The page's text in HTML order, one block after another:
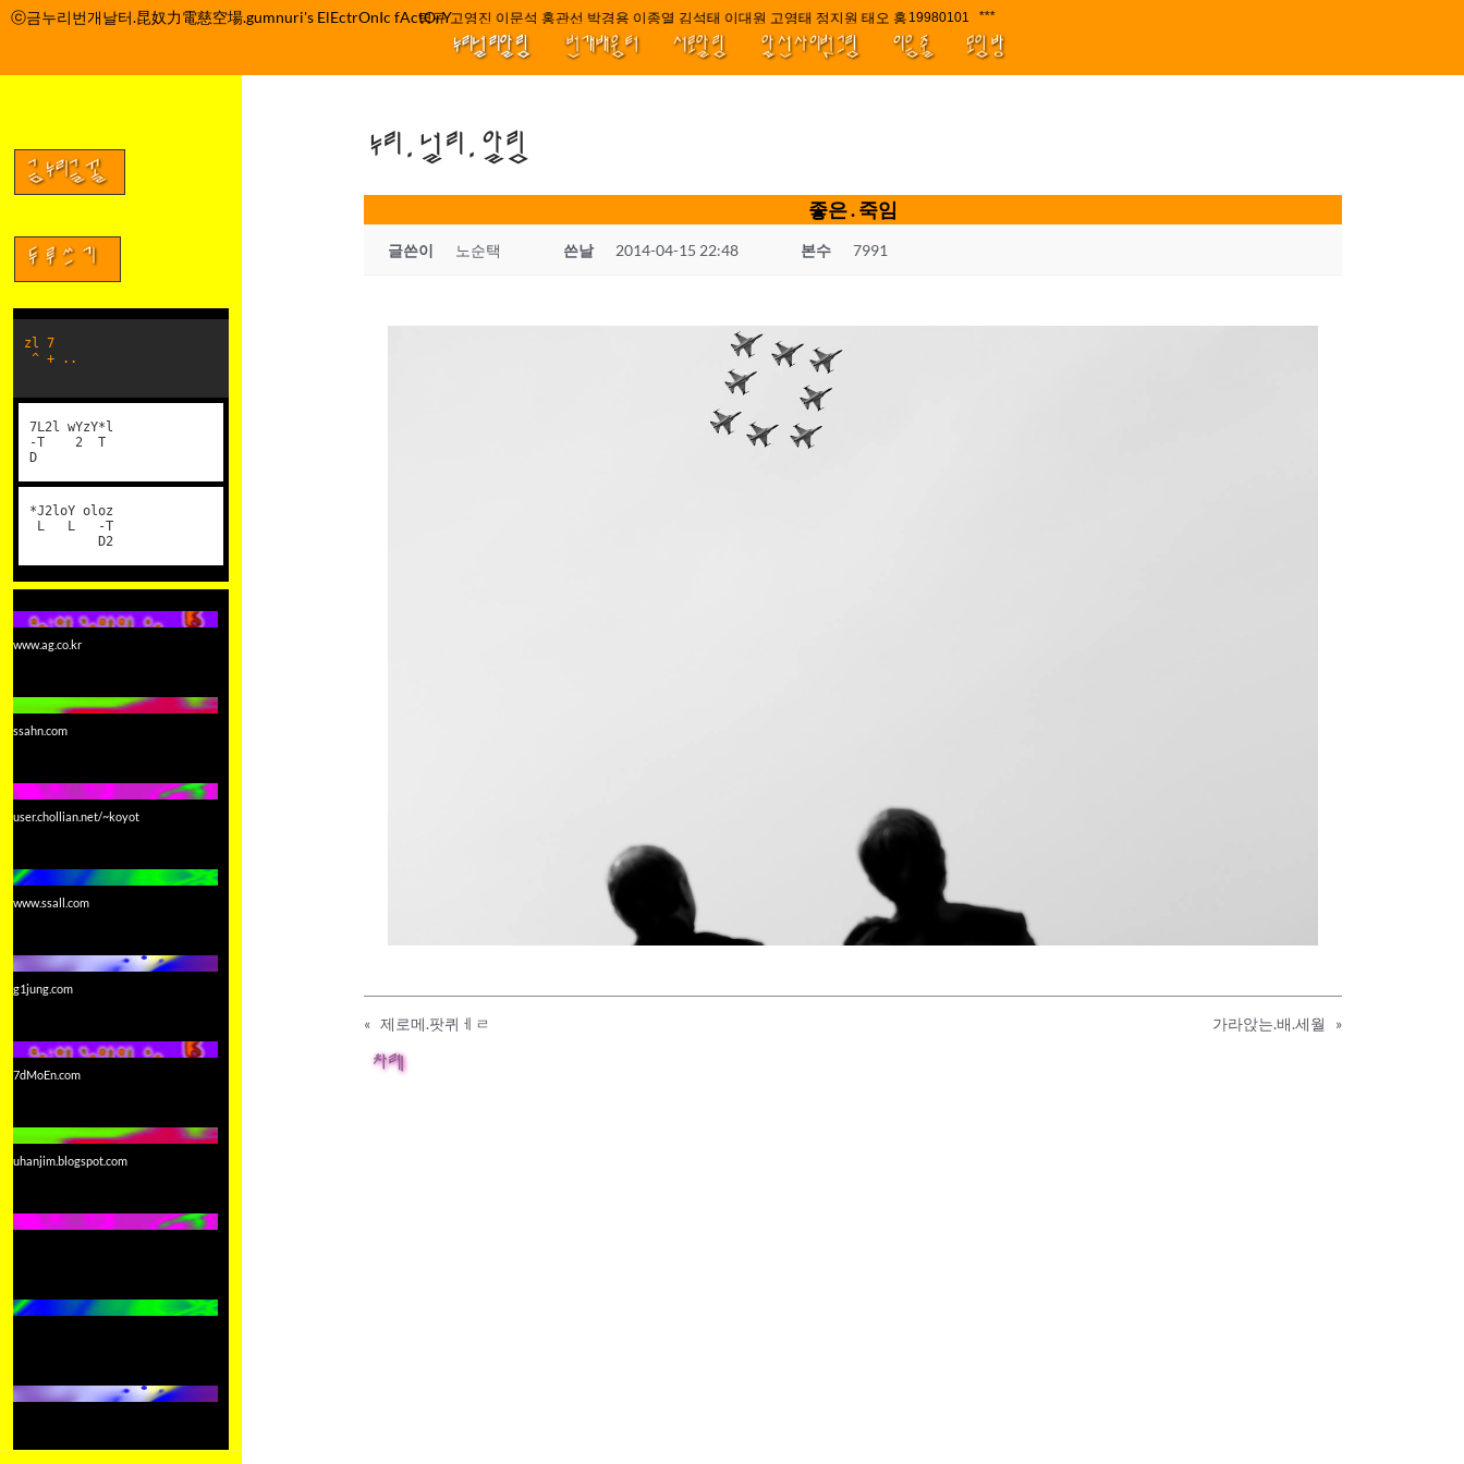
컨
기
ⓒ금누리번개날터.昆奴力電慈空場.gumnuri's ElEctrOnIc fActOrY박정관 조명규 고영진 이문석 홍관선 박경용 이종열 김석태 이대원 고영태 정지원 태오 홍 최윤호 백지원 김효정 금드레 임형모 양동열 안길재 김성태 이율 유성민 손윤희 이은미
19980101////||||****||||
누리널리알림 번개배움터 서로알림 앞선사이벗그림 이음줄 모임방
누리.널리.알림
좋은 . 죽임
글쓴이 노순택 쓴날 2014-04-15 22:48 본수 7991
« 제로메.팟퀴ㅔㄹ 가라앉는.배.세월 »
차례
금누리글꼴
두루쓰기
zl 7
^ + ..
7L2l wYzY*l
-T 2 T
D
*J2loY oloz
L L -T
D2
www.ag.co.kr
ssahn.com
user.chollian.net/~koyot
www.ssall.com
g1jung.com
7dMoEn.com
uhanjim.blogspot.com